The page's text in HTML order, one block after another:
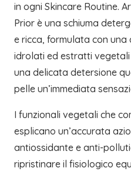
in ogni Skincare Routine.
Prior è una schiuma
e ricca, formulata con una
idrolati ed estratti
una delicata detersione
pelle un’immediata
I funzionali vegetali che
esplicano un’accurata
antiossidante e anti-
ripristinare il fisiologico